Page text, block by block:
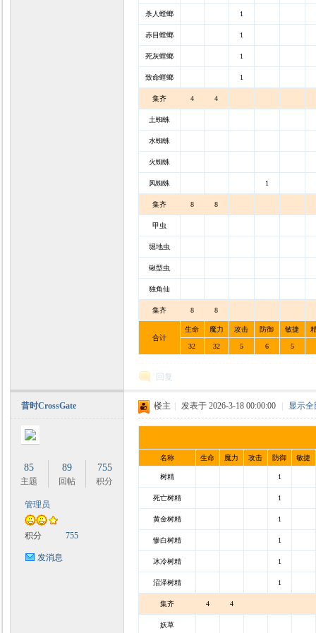
杀人螳螂 1
赤目螳螂 1
死灰螳螂 1
致命螳螂 1
集齐 4 4
土蜘蛛
水蜘蛛
火蜘蛛
风蜘蛛 1
集齐 8 8
甲虫
堀地虫
锹型虫
独角仙
集齐 8 8
合计
生命 魔力 攻击 防御 敏捷
32 32 5 6 5
回复
昔时CrossGate
85
主题
89
回帖
755
积分
管理员
积分 755
发消息
楼主 发表于 2026-3-18 00:00:00 显示
名称 生命 魔力 攻击 防御 敏捷
树精 1
死亡树精 1
黄金树精 1
惨白树精 1
冰冷树精 1
沼泽树精 1
集齐 4 4
妖草